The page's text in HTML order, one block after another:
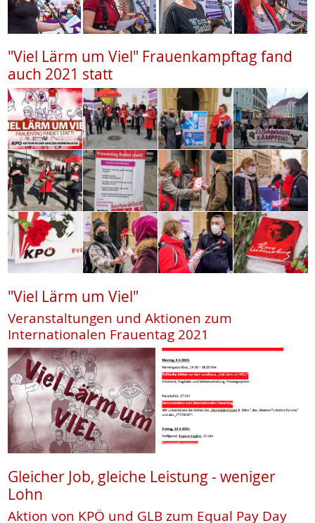
"Viel Lärm um Viel" Frauenkampftag fand
auch 2021 statt
"Viel Lärm um Viel"
Veranstaltungen und Aktionen zum
Internationalen Frauentag 2021
Gleicher Job, gleiche Leistung - weniger
Lohn
Aktion von KPÖ und GLB zum Equal Pay Day